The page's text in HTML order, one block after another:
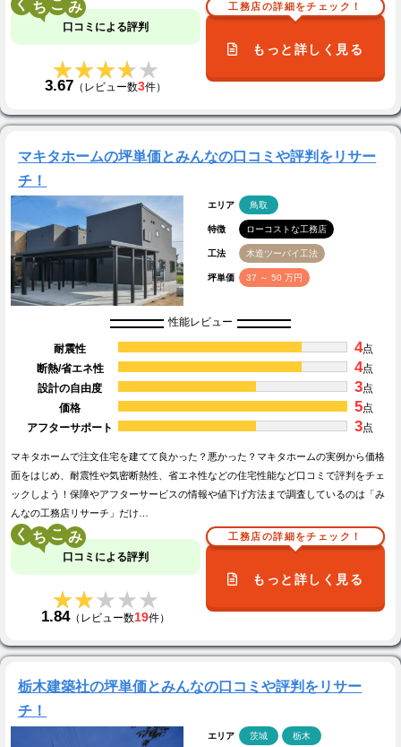
く こ
口コミによる評判
★★★★★
★★★★★
3.67 （レビュー数3件）
工務店の詳細をチェック！
もっと詳しく見る
マキタホームの坪単価とみんなの口コミや評判をリサー
チ！
エリア 鳥取
特徴 ローコストな工務店
工法 木造ツーバイ工法
坪単価 37 ～ 50 万円
性能レビュー
耐震性 4点
断熱/省エネ性
4点
設計の自由度
3点
価格
5点
アフターサポート
3点
マキタホームで注文住宅を建てて良かった？悪かった？マキタホームの実例から価格
面をはじめ、耐震性や気密断熱性、省エネ性などの住宅性能など口コミで評判をチェ
ックしよう！保障やアフターサービスの情報や値下げ方法まで調査しているのは「み
んなの工務店リサーチ」だけ…
く こ
口コミによる評判
★★★★★
★★★★★
1.84（レビュー数19件）
工務店の詳細をチェック！
もっと詳しく見る
栃木建築社の坪単価とみんなの口コミや評判をリサー
チ！
エリア 茨城 栃木